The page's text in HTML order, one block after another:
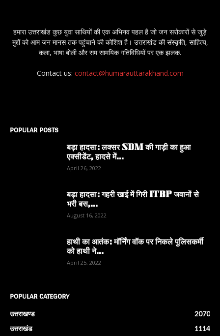
हमारा उत्तराखंड कुछ युवा साथियों की एक अभिनव पहल है जो जन सरोकारों से जुड़े
मुद्दों को आम जन मानस तक पहुंचाने की कोशिश है। उत्तराखंड की संस्कृति, साहित्य,
कला, भाषा बोली और सम सामयिक गतिविधियों पर एक झलक.
Contact us: contact@humarauttarakhand.com
POPULAR POSTS
बड़ा हादसा: लक्सर SDM की गाड़ी का हुआ
एक्सीडेंट, हादसे में...
April 26, 2022
बड़ा हादसा: गहरी खाई में गिरी ITBP जवानों से
भरी बस,...
August 16, 2022
हाथी का आतंक: मॉर्निंग वॉक पर निकले पुलिसकर्मी
को हाथी ने...
April 25, 2022
POPULAR CATEGORY
उत्तराखण्ड
2070
उत्तराखंड
1114